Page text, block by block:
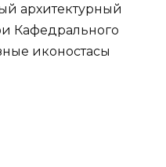
архитектурный
Кафедрального
иконостасы